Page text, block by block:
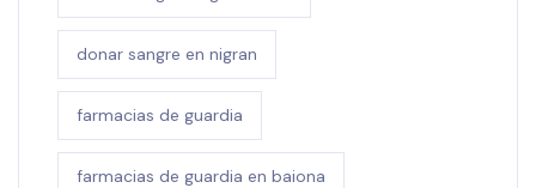
donar sangre en nigran
farmacias de guardia
farmacias de guardia en baiona